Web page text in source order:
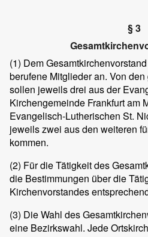
§ 3
(1) Dem
berufene Mitglieder an. Von
sollen jeweils drei aus der
Kirchengemeinde Frankfurt am
Evangelisch-Lutherischen St.
jeweils zwei aus den weiteren
kommen.
(2) Für die Tätigkeit des
die Bestimmungen über die
Kirchenvorstandes
(3) Die Wahl des
eine Bezirkswahl. Jede